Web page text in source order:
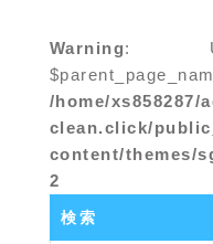
Warning:
/home/xs858287/
clean.click/
content/themes/
2
検索